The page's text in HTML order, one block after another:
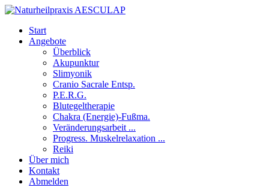
Start
Angebote
Überblick
Akupunktur
Slimyonik
Cranio Sacrale Entsp.
P.E.R.G.
Blutegeltherapie
Chakra (Energie)-Fußma.
Veränderungsarbeit ...
Progress. Muskelrelaxation ...
Reiki
Über mich
Kontakt
Abmelden